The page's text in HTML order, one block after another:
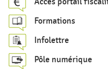
e
r
c
h
Formations
Infolettre
Pôle numérique